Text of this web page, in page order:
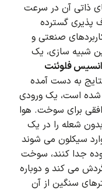
ذاتی آن در سرعت
پذیری گسترده
صنعتی و
شبیه سازی، یک
انسیس فلوئنت
به دست آمده
شده است، یک ورودی
برای سوخت. هوا
شعله را در یک
سیکلون می شوند
جدا کنند، سوخت
می کند و دوباره
سنگین از آن